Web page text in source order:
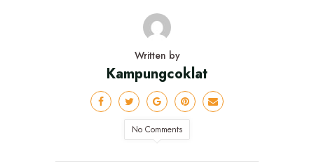
Written by
Kampungcoklat
No Comments